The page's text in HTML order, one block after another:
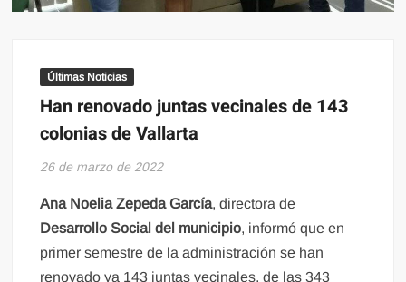
Últimas Noticias
Han renovado juntas vecinales de 143
colonias de Vallarta
26 de marzo de 2022
Ana Noelia Zepeda García, directora de
Desarrollo Social del municipio, informó que en
primer semestre de la administración se han
renovado ya 143 juntas vecinales, de las 343